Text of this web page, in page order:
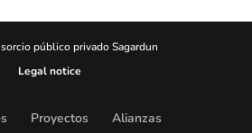
público privado Sagardun
Legal notice
Proyectos Alianzas